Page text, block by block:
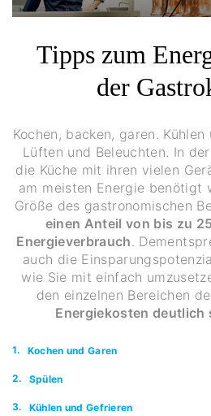
Tipps zum
der
Kochen, backen, garen.
Lüften und Beleuchten. In
die Küche mit ihren vielen
am meisten Energie benötigt
Größe des gastronomischen
einen Anteil von bis zu
Energieverbrauch.
auch die
wie Sie mit einfach
den einzelnen Bereichen
Energiekosten deutlich
1. Kochen und Garen
2. Spülen
3. Kühlen und Gefrieren